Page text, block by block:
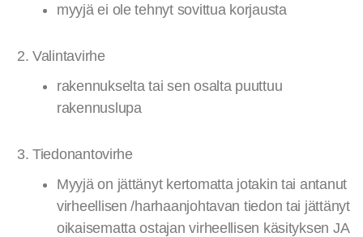
myyjä ei ole tehnyt sovittua korjausta
Valintavirhe
rakennukselta tai sen osalta puuttuu
rakennuslupa
Tiedonantovirhe
Myyjä on jättänyt kertomatta jotakin tai antanut
virheellisen /harhaanjohtavan tiedon tai jättänyt
oikaisematta ostajan virheellisen käsityksen JA